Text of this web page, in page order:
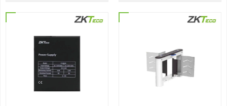
Tính năng nổi bật của cổng swing barrier SBTL3211
Dưới đây là 7 tính năng nổi bật của sản phẩmSBTL3211:
Chất liệu thép không gỉ đảm bảo độ bền cao, thích hợp sử
dụng cả trong nhà và ngoài trời.
Màn hình LCD hiển thị trạng thái hoạt động rõ ràng, dễ dàng